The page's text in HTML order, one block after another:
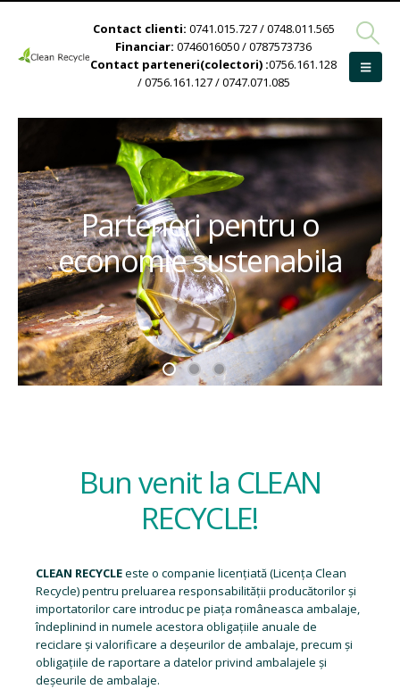
Contact clienti: 0741.015.727 / 0748.011.565
Financiar: 0746016050 / 0787573736
Contact parteneri(colectori) :0756.161.128
/ 0756.161.127 / 0747.071.085
Parteneri pentru o
economie sustenabila
Bun venit la CLEAN
RECYCLE!
CLEAN RECYCLEeste o companie licențiată (Licența Clean
Recycle) pentru preluarea responsabilității producătorilor și
importatorilor care introduc pe piața româneasca ambalaje,
îndeplinind in numele acestora obligațiile anuale de
reciclare și valorificare a deșeurilor de ambalaje, precum și
obligațiile de raportare a datelor privind ambalajele și
deșeurile de ambalaje.